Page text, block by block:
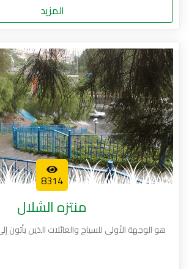
المزيد
8314
منتزه الشلال
هو الوجهة الأولى للسياح والعائلات الذين يأتون